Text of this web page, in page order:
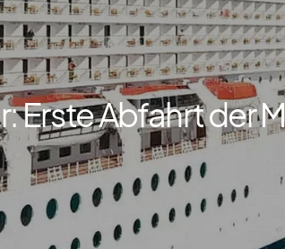
Abfahrt der